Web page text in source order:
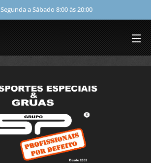
Segunda a Sábado 8:00 às 20:00